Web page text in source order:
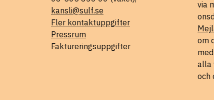
kansli@sulf.se
Fler kontaktuppgifter
Pressrum
Faktureringsuppgifter
via
om
alla
och